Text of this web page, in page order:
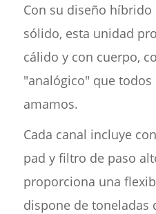
Con su diseño híbrido
sólido, esta unidad
cálido y con cuerpo,
"analógico" que todos
amamos.
Cada canal incluye
pad y filtro de paso
proporciona una
dispone de toneladas